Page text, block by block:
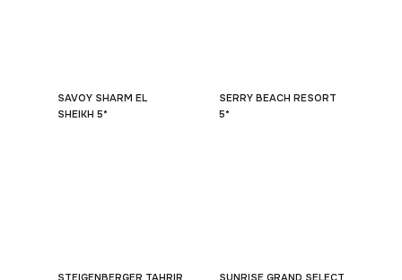
SAVOY SHARM EL
SHEIKH 5*
SERRY BEACH RESORT
5*
STEIGENBERGER TAHRIR SUNRISE GRAND SELECT